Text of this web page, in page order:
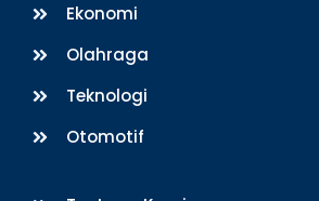
Ekonomi
Olahraga
Teknologi
Otomotif